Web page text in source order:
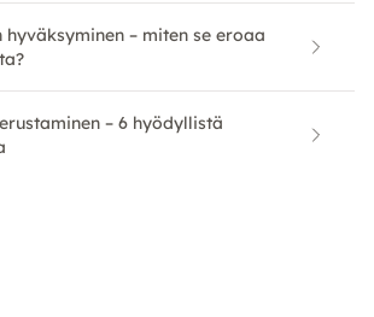
– miten se eroaa
– 6 hyödyllistä